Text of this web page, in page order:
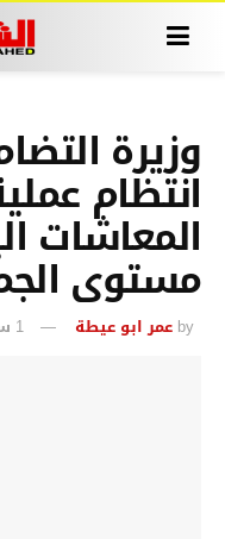
وزيرة
انتظام
المعاشات
مستوى
by عمر ابو عيطة 1 سبتمبر، 2016